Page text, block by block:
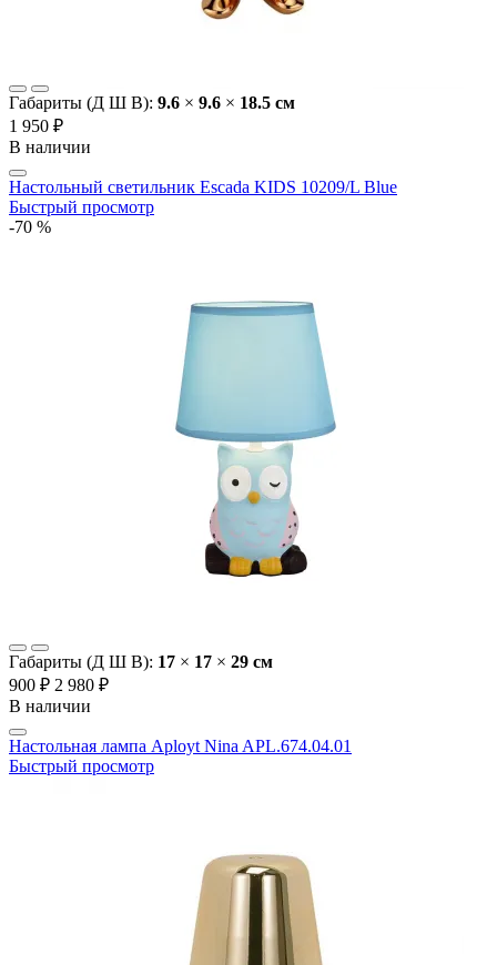
Габариты (Д Ш В): 9.6 × 9.6 × 18.5 cм
1 950 ₽
В наличии
Настольный светильник Escada KIDS 10209/L Blue
Быстрый просмотр
-70 %
Габариты (Д Ш В): 17 × 17 × 29 cм
900 ₽ 2 980 ₽
В наличии
Настольная лампа Aployt Nina APL.674.04.01
Быстрый просмотр